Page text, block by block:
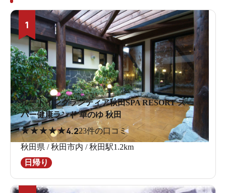
1
ルートイングランティア秋田SPA RESORT スー
パー健康ランド 華のゆ 秋田
★★★★★4.223件の口コミ
秋田県 / 秋田市内 / 秋田駅1.2km
日帰り